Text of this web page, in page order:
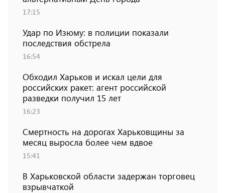
17:15
Удар по Изюму: в полиции показали
последствия обстрела
16:54
Обходил Харьков и искал цели для
российских ракет: агент российской
разведки получил 15 лет
16:23
Смертность на дорогах Харьковщины за
месяц выросла более чем вдвое
15:41
В Харьковской области задержан торговец
взрывчаткой